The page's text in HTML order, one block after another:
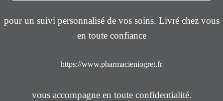
pour un suivi personnalisé de vos soins. Livré chez vous
en toute confiance
https://www.pharmacieniogret.fr
vous accompagne en toute confidentialité.